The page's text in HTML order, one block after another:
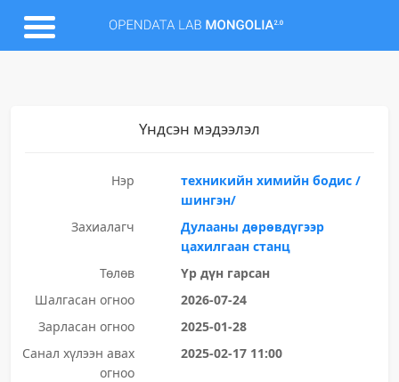
Үндсэн мэдээлэл
Нэр
техникийн химийн бодис /
шингэн/
Захиалагч
Дулааны дөрөвдүгээр
цахилгаан станц
Төлөв
Үр дүн гарсан
Шалгасан огноо
2026-07-24
Зарласан огноо
2025-01-28
Санал хүлээн авах
огноо
2025-02-17 11:00